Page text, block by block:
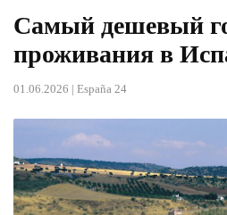
Самый дешевый
проживания в
01.06.2026 | España 24